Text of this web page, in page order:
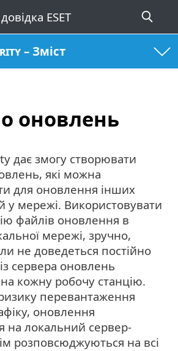
– Зміст
оновлень
дає змогу створювати
які можна
для оновлення інших
у мережі. Використовувати
файлів оновлення в
мережі, зручно,
не доведеться постійно
сервера оновлень
кожну робочу станцію.
перевантаження
оновлення
на локальний сервер-
розповсюджуються на всі